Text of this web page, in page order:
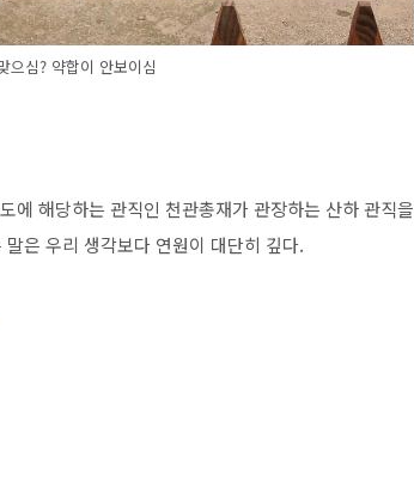
으심? 약합이 안보이심
해당하는 관직인 천관총재가 관장하는 산하 관직을
은 우리 생각보다 연원이 대단히 깊다.